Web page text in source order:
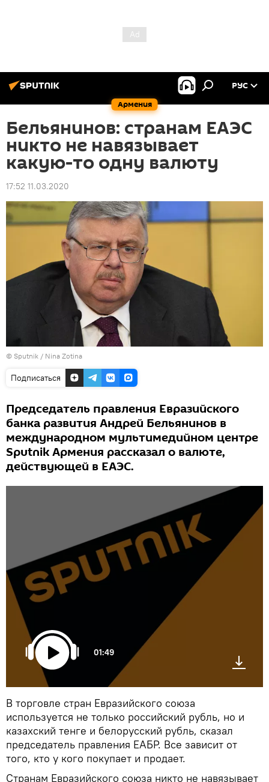
Армения
РУС
Бельянинов: странам ЕАЭС
никто не навязывает
какую-то одну валюту
17:52 11.03.2020
© Sputnik / Nina Zotina
Подписаться
Председатель правления Евразийского
банка развития Андрей Бельянинов в
международном мультимедийном центре
Sputnik Армения рассказал о валюте,
действующей в ЕАЭС.
01:49
В торговле стран Евразийского союза
используется не только российский рубль, но и
казахский тенге и белорусский рубль, сказал
председатель правления ЕАБР. Все зависит от
того, кто у кого покупает и продает.
Странам Евразийского союза никто не навязывает